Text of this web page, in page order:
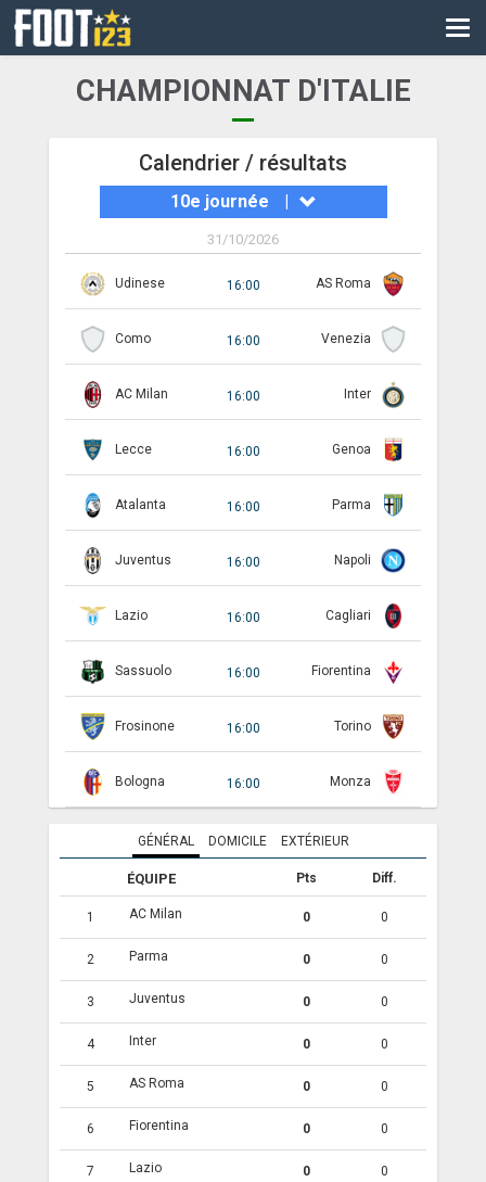
CM
LIGUE DES CHAMPIONS
LES DIRECTS
NATIONAL
COUPE DE LA LIGUE
ANGLETERRE
ALLEMAGNE
CHAMPIONNAT D'ITALIE
Calendrier / résultats
10e journée |
31/10/2026
Udinese 16:00 AS Roma
Como 16:00 Venezia
AC Milan 16:00 Inter
Lecce 16:00 Genoa
Atalanta 16:00 Parma
Juventus 16:00 Napoli
Lazio 16:00 Cagliari
Sassuolo 16:00 Fiorentina
Frosinone 16:00 Torino
Bologna 16:00 Monza
GÉNÉRAL DOMICILE EXTÉRIEUR
ÉQUIPE Pts Diff.
1 AC Milan 0 0
2 Parma 0 0
3 Juventus 0 0
4 Inter 0 0
5 AS Roma 0 0
6 Fiorentina 0 0
7 Lazio 0 0